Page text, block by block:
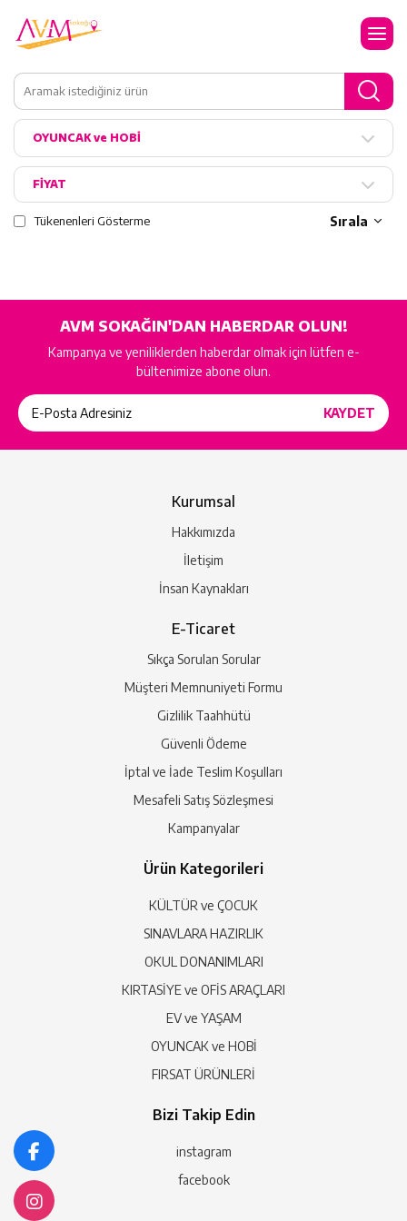
OYUNCAK ve HOBİ
FİYAT
Tükenenleri Gösterme Sırala
AVM SOKAĞIN'DAN HABERDAR OLUN!
Kampanya ve yeniliklerden haberdar olmak için lütfen e-
bültenimize abone olun.
Kurumsal
Hakkımızda
İletişim
İnsan Kaynakları
E-Ticaret
Sıkça Sorulan Sorular
Müşteri Memnuniyeti Formu
Gizlilik Taahhütü
Güvenli Ödeme
İptal ve İade Teslim Koşulları
Mesafeli Satış Sözleşmesi
Kampanyalar
Ürün Kategorileri
KÜLTÜR ve ÇOCUK
SINAVLARA HAZIRLIK
OKUL DONANIMLARI
KIRTASİYE ve OFİS ARAÇLARI
EV ve YAŞAM
OYUNCAK ve HOBİ
FIRSAT ÜRÜNLERİ
Bizi Takip Edin
instagram
facebook